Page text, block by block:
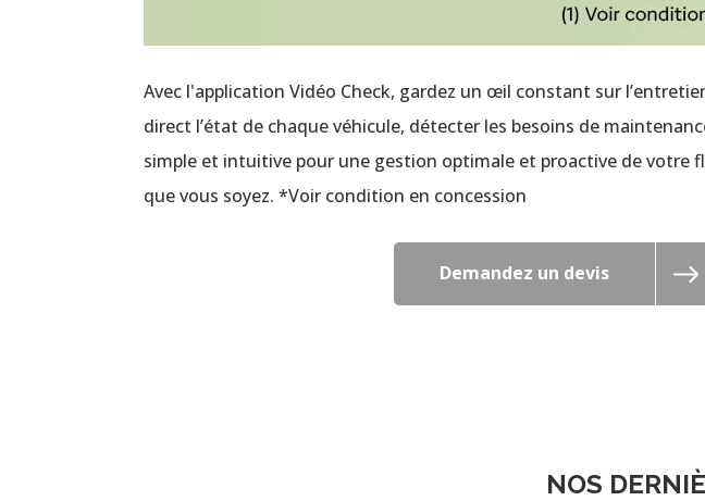
Avec l'application Vidéo Check, gardez un œil constant sur
direct l’état de chaque véhicule, détecter les besoins de
simple et intuitive pour une gestion optimale et proactive de votre
que vous soyez. *Voir condition en concession
Demandez un devis
NOS